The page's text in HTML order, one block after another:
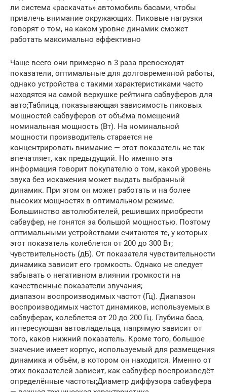
ли система «раскачать» автомобиль басами, чтобы
привлечь внимание окружающих. Пиковые нагрузки
говорят о том, на каком уровне динамик сможет
работать максимально эффективно
Чаще всего они примерно в 3 раза превосходят
показатели, оптимальные для долговременной работы,
однако устройства с такими характеристиками часто
находятся на самой верхушке рейтинга сабвуферов для
авто;Таблица, показывающая зависимость пиковых
мощностей сабвуферов от объёма помещений
номинальная мощность (Вт). На номинальной
мощности производитель старается не
концентрировать внимание — этот показатель не так
впечатляет, как предыдущий. Но именно эта
информация говорит покупателю о том, какой уровень
звука без искажения может выдать выбранный
динамик. При этом он может работать и на более
высоких мощностях в оптимальном режиме.
Большинство автолюбителей, решивших приобрести
сабвуфер, не гонятся за большой мощностью. Поэтому
оптимальными устройствами считаются те, у которых
этот показатель колеблется от 200 до 300 Вт;
чувствительность (дБ). От показателя чувствительности
динамика зависит его громкость. Однако не следует
забывать о негативном влиянии громкости на
качественные показатели звучания;
диапазон воспроизводимых частот (Гц). Диапазон
воспроизводимых частот динамиков, используемых в
сабвуферах, колеблется от 20 до 200 Гц. Глубина баса,
интересующая автовладельца, напрямую зависит от
того, каков нижний показатель. Кроме того, большое
значение имеет корпус, используемый для размещения
динамика и объём, в котором он находится. Именно от
этих показателей зависит, как сабвуфер воспроизведёт
определённые частоты;Диаметр диффузора сабвуфера